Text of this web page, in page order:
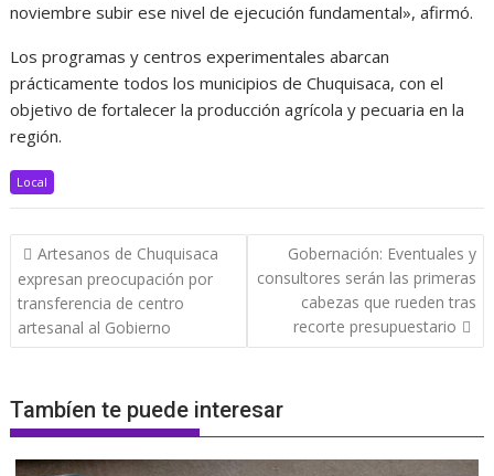
noviembre subir ese nivel de ejecución fundamental», afirmó.
Los programas y centros experimentales abarcan
prácticamente todos los municipios de Chuquisaca, con el
objetivo de fortalecer la producción agrícola y pecuaria en la
región.
Local
Navegación
de
entradas
Artesanos de Chuquisaca
expresan preocupación por
transferencia de centro
artesanal al Gobierno
Gobernación: Eventuales y
consultores serán las primeras
cabezas que rueden tras
recorte presupuestario
Tambíen te puede interesar